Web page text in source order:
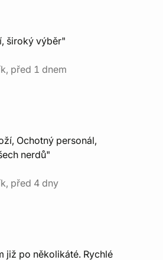
široký výběr"
před 1 dnem
Ochotný personál,
nerdů"
před 4 dny
již po několikáté. Rychlé